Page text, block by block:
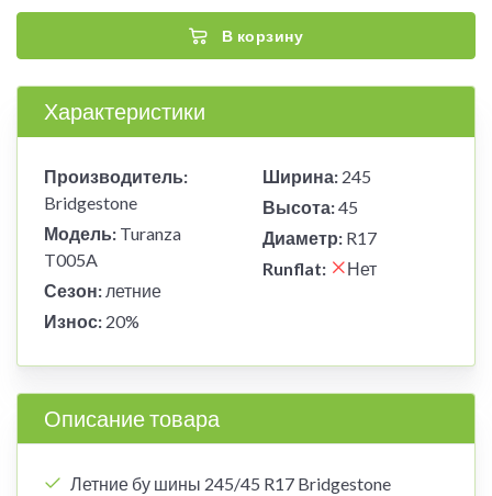
В корзину
Характеристики
Производитель:
Bridgestone
Модель: Turanza
T005A
Сезон: летние
Износ: 20%
Ширина: 245
Высота:45
Диаметр: R17
Runflat:
Нет
Описание товара
Летние бу шины 245/45 R17 Bridgestone